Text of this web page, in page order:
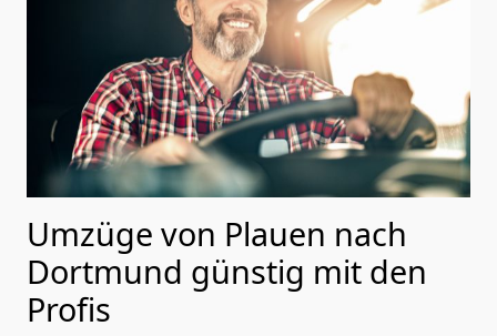
Umzüge von Plauen nach
Dortmund günstig mit den
Profis